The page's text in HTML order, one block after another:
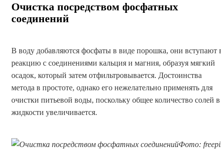
Очистка посредством фосфатных
соединений
В воду добавляются фосфаты в виде порошка, они вступают
реакцию с соединениями кальция и магния, образуя мягкий
осадок, который затем отфильтровывается. Достоинства
метода в простоте, однако его нежелательно применять для
очистки питьевой воды, поскольку общее количество солей в
жидкости увеличивается.
Фото: